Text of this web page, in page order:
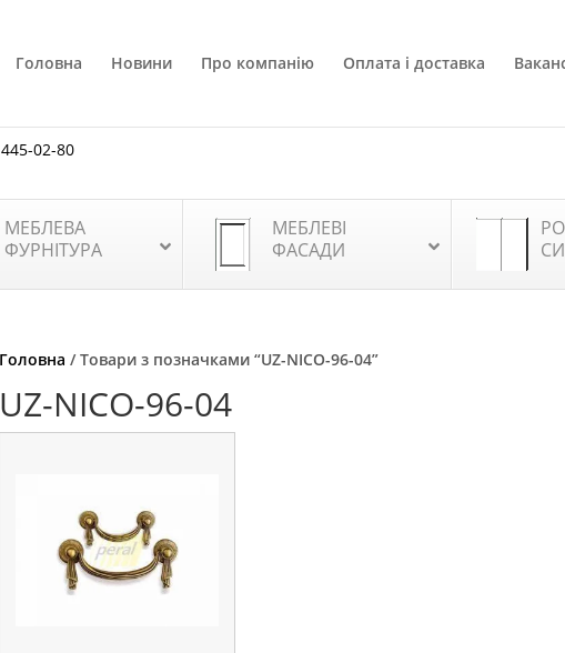
Головна Новини Про компанію Оплата і доставка
02-80
МЕБЛЕВА
ФУРНІТУРА
МЕБЛЕВІ
ФАСАДИ
Головна / Товари з позначками “UZ-NICO-96-04”
UZ-NICO-96-04